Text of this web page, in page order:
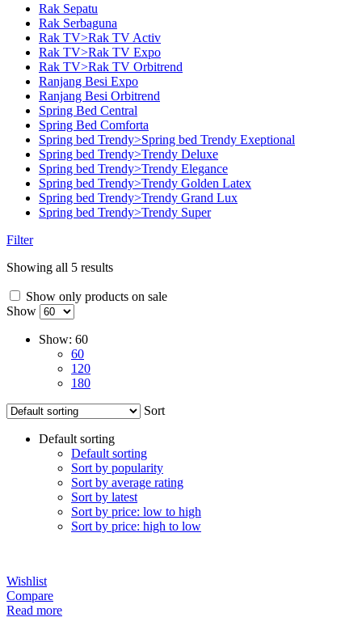
Rak Sepatu
Rak Serbaguna
Rak TV>Rak TV Activ
Rak TV>Rak TV Expo
Rak TV>Rak TV Orbitrend
Ranjang Besi Expo
Ranjang Besi Orbitrend
Spring Bed Central
Spring Bed Comforta
Spring bed Trendy>Spring bed Trendy Exeptional
Spring bed Trendy>Trendy Deluxe
Spring bed Trendy>Trendy Elegance
Spring bed Trendy>Trendy Golden Latex
Spring bed Trendy>Trendy Grand Lux
Spring bed Trendy>Trendy Super
Filter
Showing all 5 results
Show only products on sale
Show
Show: 60
60
120
180
Sort
Default sorting
Default sorting
Sort by popularity
Sort by average rating
Sort by latest
Sort by price: low to high
Sort by price: high to low
Wishlist
Compare
Read more